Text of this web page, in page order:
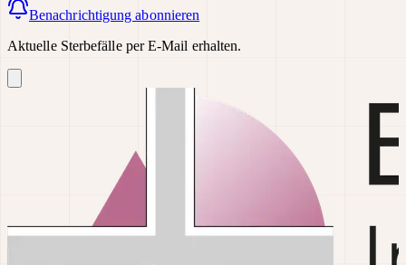
Benachrichtigung abonnieren
Aktuelle Sterbefälle per E-Mail erhalten.